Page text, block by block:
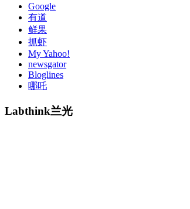
Google
有道
鲜果
抓虾
My Yahoo!
newsgator
Bloglines
哪吒
Labthink兰光